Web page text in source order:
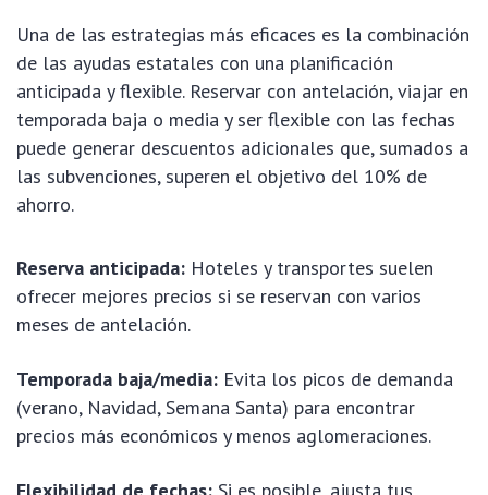
Una de las estrategias más eficaces es la combinación
de las ayudas estatales con una planificación
anticipada y flexible. Reservar con antelación, viajar en
temporada baja o media y ser flexible con las fechas
puede generar descuentos adicionales que, sumados a
las subvenciones, superen el objetivo del 10% de
ahorro.
Reserva anticipada: Hoteles y transportes suelen
ofrecer mejores precios si se reservan con varios
meses de antelación.
Temporada baja/media: Evita los picos de demanda
(verano, Navidad, Semana Santa) para encontrar
precios más económicos y menos aglomeraciones.